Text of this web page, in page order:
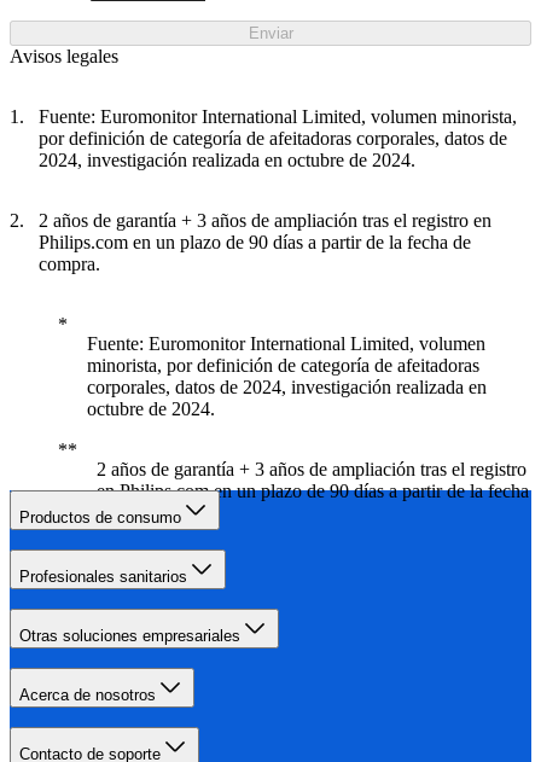
Enviar
Avisos legales
Fuente: Euromonitor International Limited, volumen minorista,
por definición de categoría de afeitadoras corporales, datos de
2024, investigación realizada en octubre de 2024.
2 años de garantía + 3 años de ampliación tras el registro en
Philips.com en un plazo de 90 días a partir de la fecha de
compra.​
Fuente: Euromonitor International Limited, volumen
minorista, por definición de categoría de afeitadoras
corporales, datos de 2024, investigación realizada en
octubre de 2024.
2 años de garantía + 3 años de ampliación tras el registro
en Philips.com en un plazo de 90 días a partir de la fecha
de compra
Productos de consumo
Profesionales sanitarios
Otras soluciones empresariales
Acerca de nosotros
Contacto de soporte